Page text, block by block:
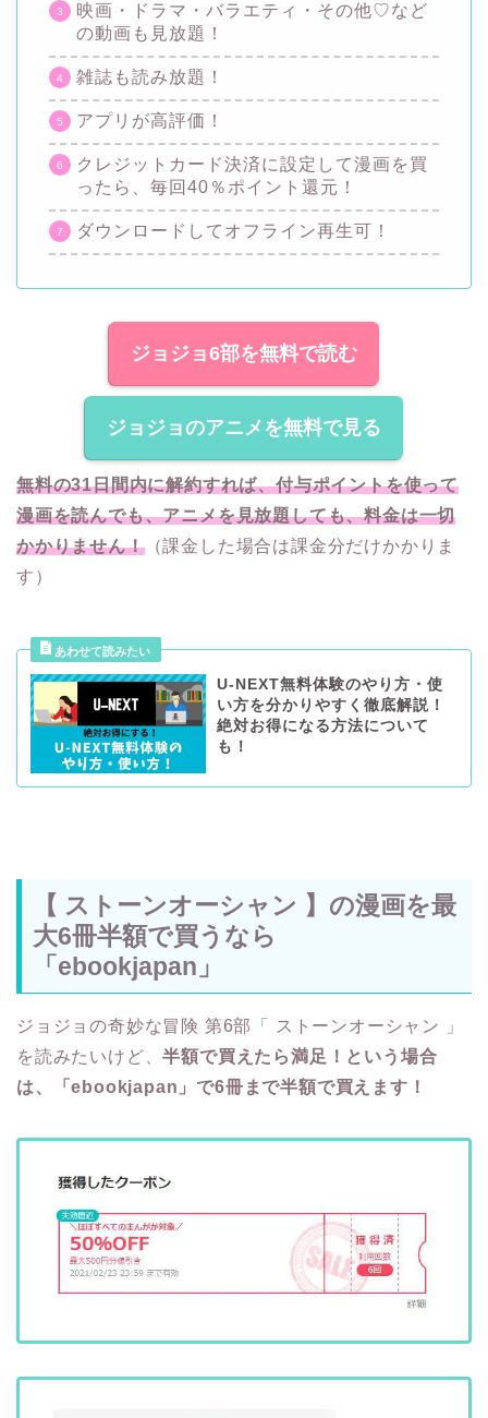
映画・ドラマ・バラエティ・その他♡など
の動画も見放題！
雑誌も読み放題！
アプリが高評価！
クレジットカード決済に設定して漫画を買
ったら、毎回40％ポイント還元！
ダウンロードしてオフライン再生可！
ジョジョ6部を無料で読む
ジョジョのアニメを無料で見る
無料の31日間内に解約すれば、付与ポイントを使って
漫画を読んでも、アニメを見放題しても、料金は一切
かかりません！（課金した場合は課金分だけかかりま
す）
U-NEXT無料体験のやり方・使
い方を分かりやすく徹底解説！
絶対お得になる方法について
も！
【 ストーンオーシャン 】の漫画を最
大6冊半額で買うなら
「ebookjapan」
ジョジョの奇妙な冒険 第6部「 ストーンオーシャン 」
を読みたいけど、半額で買えたら満足！という場合
は、「ebookjapan」で6冊まで半額で買えます！